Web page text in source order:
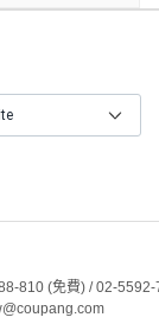
810 (免費) / 02-